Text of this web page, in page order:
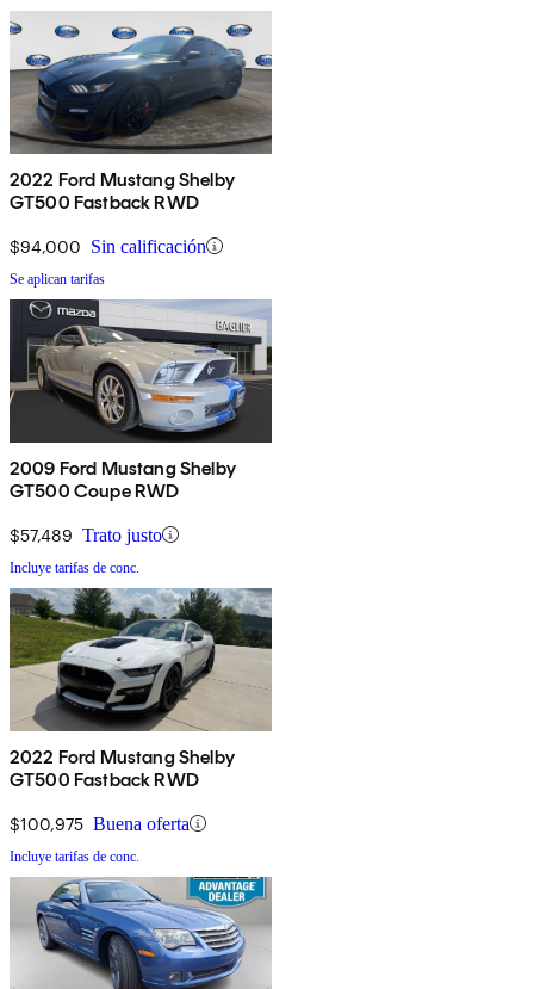
2022 Ford Mustang Shelby
GT500 Fastback RWD
$94,000 Sin calificación
Se aplican tarifas
2009 Ford Mustang Shelby
GT500 Coupe RWD
$57,489 Trato justo
Incluye tarifas de conc.
2022 Ford Mustang Shelby
GT500 Fastback RWD
$100,975 Buena oferta
Incluye tarifas de conc.